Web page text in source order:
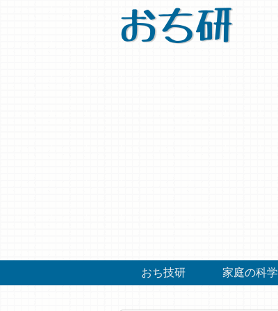
おち研
おち技研 家庭の科学